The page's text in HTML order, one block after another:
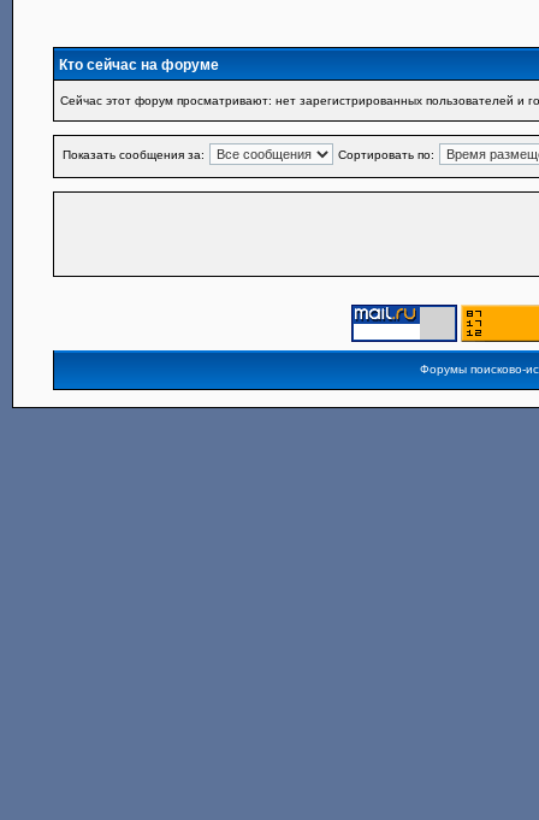
Кто сейчас на форуме
Сейчас этот форум просматривают: нет зарегистрированных пользователей и
Показать сообщения за: Сортировать по:
Форумы поисково-